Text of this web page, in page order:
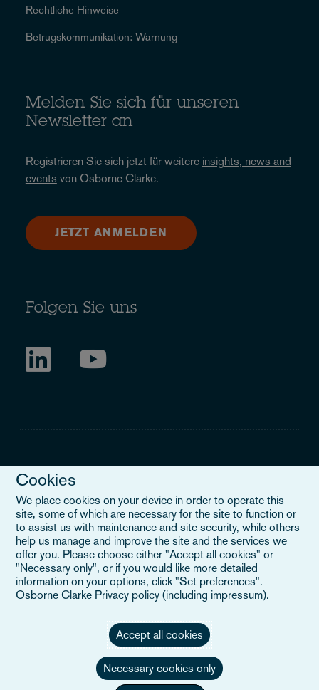
Rechtliche Hinweise
Betrugskommunikation: Warnung
Melden Sie sich für unseren
Newsletter an
Registrieren Sie sich jetzt für weitere insights, news and
events von Osborne Clarke.
JETZT ANMELDEN
Folgen Sie uns
Legal Notice
When you read about Osborne Clarke on this site, we are either
referring to our international organisation, Osborne Clarke Verein
(OCV), or one of its member firms. OCV is a Swiss verein and
doesn’t provide services to clients. The OCV member firms are all
separate legal entities and have no authority to obligate or bind
each other or OCV with regard to third parties. To find out more,
click here.
Cookies
We place cookies on your device in order to operate this
site, some of which are necessary for the site to function or
to assist us with maintenance and site security, while others
help us manage and improve the site and the services we
offer you. Please choose either "Accept all cookies" or
"Necessary only", or if you would like more detailed
information on your options, click "Set preferences".
Osborne Clarke Privacy policy (including impressum).
Accept all cookies
Necessary cookies only